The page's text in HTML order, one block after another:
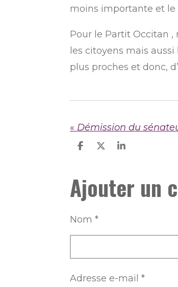
moins importante et le
Pour le Partit Occitan ,
les citoyens mais
plus proches et donc,
«
P
a
g
P
a
g
P
a
g
Ajouter un
Nom *
Adresse e-mail *